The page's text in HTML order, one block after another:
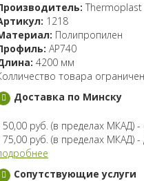
Thermoplast
1218
Полипропилен
AP740
4200 мм
товара
Доставка по Минску
50,00 руб. (в пределах МКАД)
75,00 руб. (в пределах МКАД)
Сопутствующие услуги